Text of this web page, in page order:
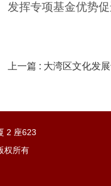
发挥专项基金优势
上一篇 : 大湾区文化发
2 座623
权所有